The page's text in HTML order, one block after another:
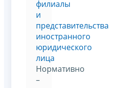
филиалы
и
представительства
иностранного
юридического
лица
Нормативно
–